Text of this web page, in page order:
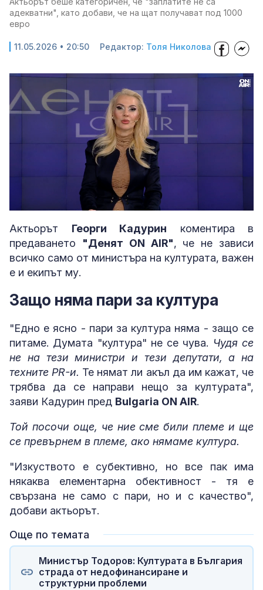
адекватни", като добави, че на щат получават под 1000
евро
11.05.2026 • 20:50 Редактор: Толя Николова
Loaded
5.78%
Актьорът Георги Кадурин коментира в
предаването
"Денят ON AIR", че не зависи
всичко само от министъра на културата, важен
е и екипът му.
Защо няма пари за култура
"Едно е ясно - пари за култура няма - защо се
питаме. Думата "култура" не се чува. Чудя се
не на тези министри и тези депутати, а на
техните PR-и. Те нямат ли акъл да им кажат, че
трябва да се направи нещо за културата",
заяви Кадурин пред Bulgaria ON AIR.
Той посочи още, че ние сме били племе и ще
се превърнем в племе, ако нямаме култура.
"Изкуството е субективно, но все пак има
някаква елементарна обективност - тя е
свързана не само с пари, но и с качество",
добави актьорът.
Още по темата
Министър Тодоров: Културата в България
страда от недофинансиране и
структурни проблеми